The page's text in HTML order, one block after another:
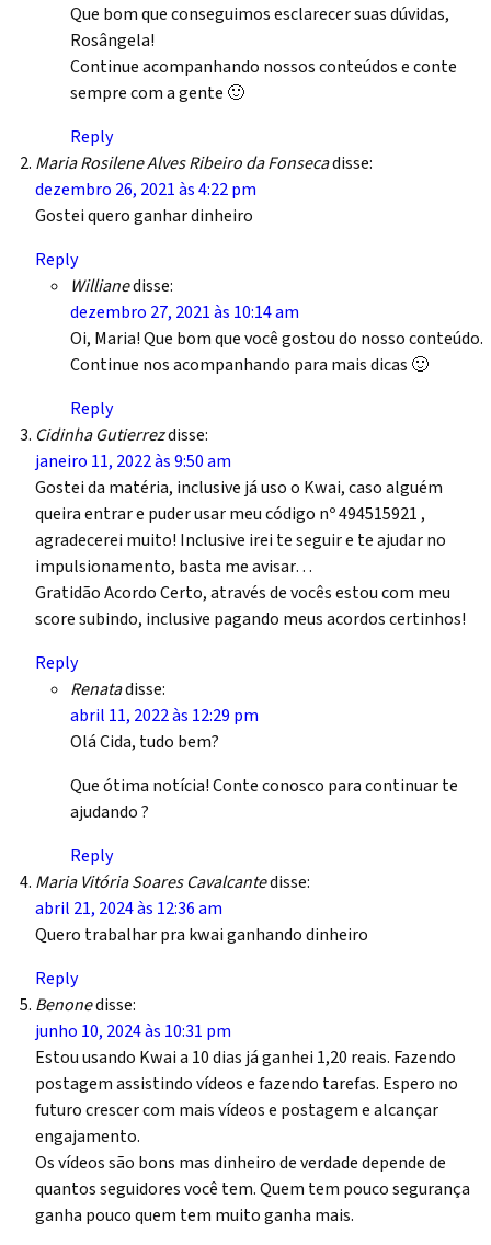
Que bom que conseguimos esclarecer suas dúvidas,
Rosângela!
Continue acompanhando nossos conteúdos e conte
sempre com a gente 🙂
Reply
Maria Rosilene Alves Ribeiro da Fonsecadisse:
dezembro 26, 2021 às 4:22 pm
Gostei quero ganhar dinheiro
Reply
Willianedisse:
dezembro 27, 2021 às 10:14 am
Oi, Maria! Que bom que você gostou do nosso conteúdo.
Continue nos acompanhando para mais dicas 🙂
Reply
Cidinha Gutierrezdisse:
janeiro 11, 2022 às 9:50 am
Gostei da matéria, inclusive já uso o Kwai, caso alguém
queira entrar e puder usar meu código nº 494515921 ,
agradecerei muito! Inclusive irei te seguir e te ajudar no
impulsionamento, basta me avisar…
Gratidão Acordo Certo, através de vocês estou com meu
score subindo, inclusive pagando meus acordos certinhos!
Reply
Renatadisse:
abril 11, 2022 às 12:29 pm
Olá Cida, tudo bem?
Que ótima notícia! Conte conosco para continuar te
ajudando ?
Reply
Maria Vitória Soares Cavalcantedisse:
abril 21, 2024 às 12:36 am
Quero trabalhar pra kwai ganhando dinheiro
Reply
Benonedisse:
junho 10, 2024 às 10:31 pm
Estou usando Kwai a 10 dias já ganhei 1,20 reais. Fazendo
postagem assistindo vídeos e fazendo tarefas. Espero no
futuro crescer com mais vídeos e postagem e alcançar
engajamento.
Os vídeos são bons mas dinheiro de verdade depende de
quantos seguidores você tem. Quem tem pouco segurança
ganha pouco quem tem muito ganha mais.